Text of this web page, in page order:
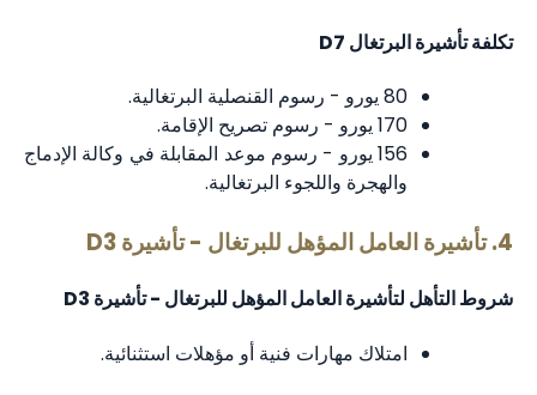
تكلفة تأشيرة البرتغال D7
80 يورو - رسوم القنصلية البرتغالية.
170 يورو - رسوم تصريح الإقامة.
156 يورو - رسوم موعد المقابلة في وكالة الإدماج
والهجرة واللجوء البرتغالية.
4. تأشيرة العامل المؤهل للبرتغال - تأشيرة D3
شروط التأهل لتأشيرة العامل المؤهل للبرتغال - تأشيرة D3
امتلاك مهارات فنية أو مؤهلات استثنائية.